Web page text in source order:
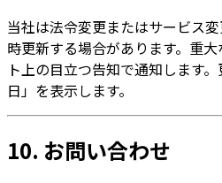
当社は法令変更またはサービス
時更新する場合があります。重
ト上の目立つ告知で通知します
日」を表示します。
10. お問い合わせ